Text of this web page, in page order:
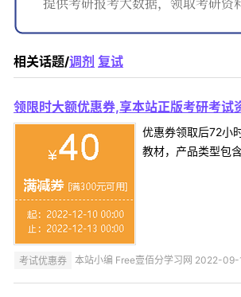
相关话题/调剂 复试
领限时大额优惠券,享本站正版考研考试
优惠券领取后72小
教材，产品类型包
考试优惠券 本站小编 Free壹佰分学习网 2022-09-